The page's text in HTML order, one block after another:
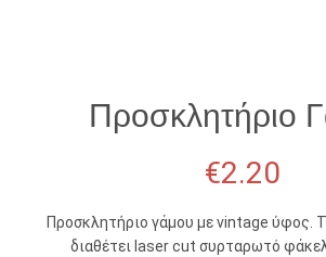
Προσκλητήριο
€2.20
Προσκλητήριο γάμου με vintage ύφος.
διαθέτει laser cut συρταρωτό